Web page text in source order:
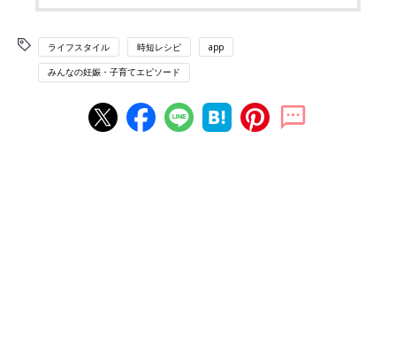
ライフスタイル 時短レシピ app
みんなの妊娠・子育てエピソード